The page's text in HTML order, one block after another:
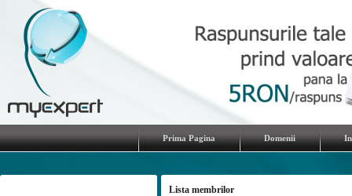
Prima Pagina Domenii
Lista membrilor